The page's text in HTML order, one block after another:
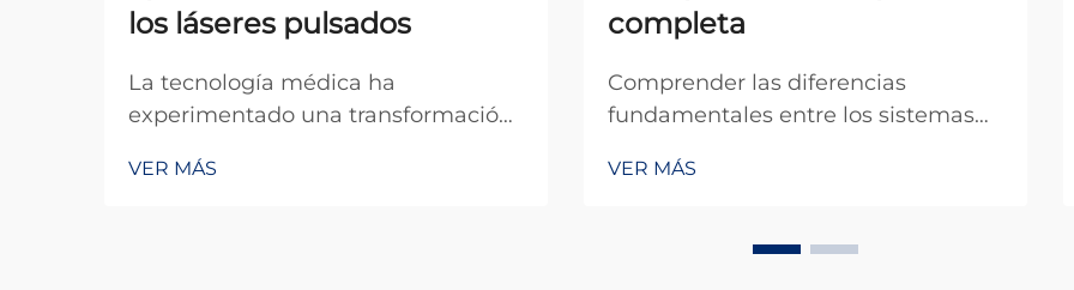
los láseres pulsados
La tecnología médica ha
experimentado una transformación
entre las innovaciones más
VER MÁS
completa
Comprender las diferencias
fundamentales entre los sistemas
láser pulsado es esencial para los
buscan soluciones óptimas en
VER MÁS